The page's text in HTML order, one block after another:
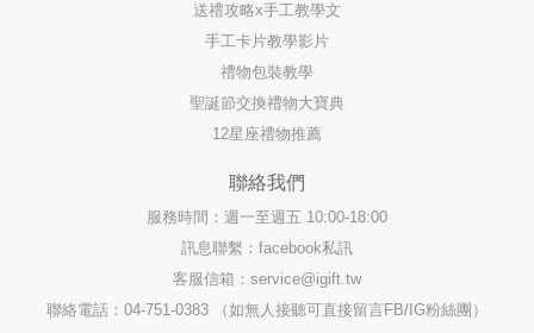
送禮攻略x手工教學文
手工卡片教學影片
禮物包裝教學
聖誕節交換禮物大寶典
12星座禮物推薦
聯絡我們
服務時間：週一至週五 10:00-18:00
訊息聯繫：facebook私訊
客服信箱： service@igift.tw
聯絡電話：04-751-0383 （如無人接聽可直接留言FB/IG粉絲團）